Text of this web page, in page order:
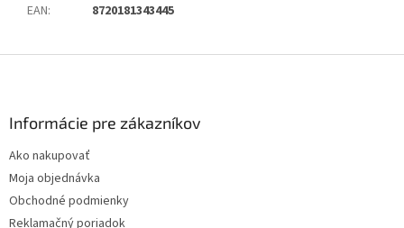
EAN: 8720181343445
Informácie pre zákazníkov
Ako nakupovať
Moja objednávka
Obchodné podmienky
Reklamačný poriadok